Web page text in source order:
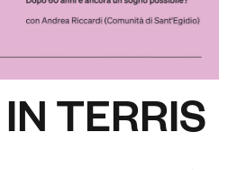
TERRIS